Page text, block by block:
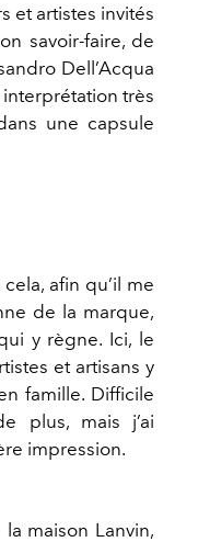
et artistes invités
savoir-faire, de
Dell’Acqua
interprétation très
une capsule
afin qu’il me
de la marque,
y règne. Ici, le
et artisans y
famille. Difficile
plus, mais j’ai
impression.
maison Lanvin,